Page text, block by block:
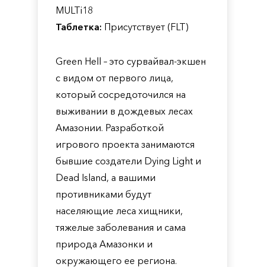
MULTi18
Таблетка: Присутствует (FLT)
Green Hell – это сурвайвал-экшен
с видом от первого лица,
который сосредоточился на
выживании в дождевых лесах
Амазонии. Разработкой
игрового проекта занимаются
бывшие создатели Dying Light и
Dead Island, а вашими
противниками будут
населяющие леса хищники,
тяжелые заболевания и сама
природа Амазонки и
окружающего ее региона.